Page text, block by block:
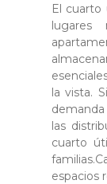
El
lugares
la vista.
las
cuarto
espacios